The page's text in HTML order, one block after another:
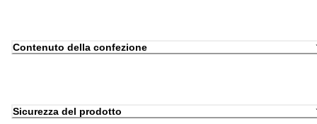
Contenuto della confezione
Sicurezza del prodotto